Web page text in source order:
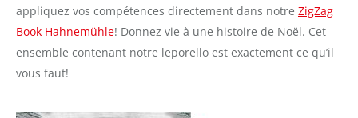
appliquez vos compétences directement dans notre ZigZag
Book Hahnemühle! Donnez vie à une histoire de Noël. Cet
ensemble contenant notre leporello est exactement ce qu’il
vous faut!